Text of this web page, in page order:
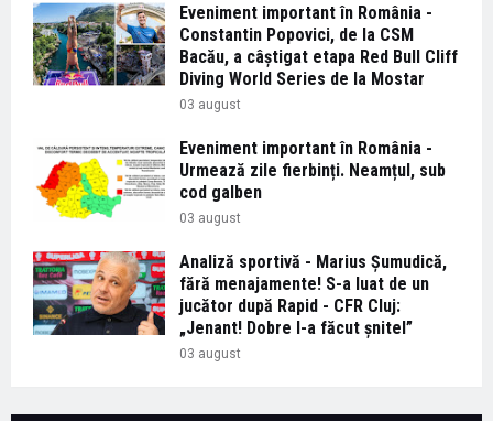
Eveniment important în România -
Constantin Popovici, de la CSM
Bacău, a câștigat etapa Red Bull Cliff
Diving World Series de la Mostar
03 august
Eveniment important în România -
Urmează zile fierbinți. Neamțul, sub
cod galben
03 august
Analiză sportivă - Marius Șumudică,
fără menajamente! S-a luat de un
jucător după Rapid - CFR Cluj:
„Jenant! Dobre l-a făcut șnitel”
03 august